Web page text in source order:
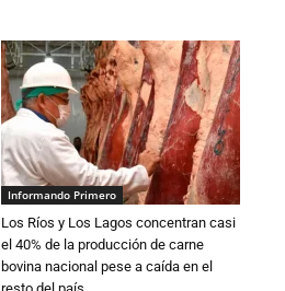
Informando Primero
Los Ríos y Los Lagos concentran casi
el 40% de la producción de carne
bovina nacional pese a caída en el